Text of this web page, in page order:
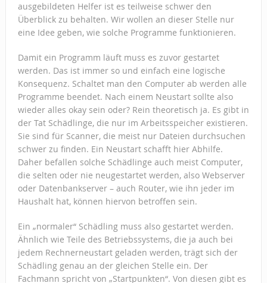
ausgebildeten Helfer ist es teilweise schwer den
Überblick zu behalten. Wir wollen an dieser Stelle nur
eine Idee geben, wie solche Programme funktionieren.
Damit ein Programm läuft muss es zuvor gestartet
werden. Das ist immer so und einfach eine logische
Konsequenz. Schaltet man den Computer ab werden alle
Programme beendet. Nach einem Neustart sollte also
wieder alles okay sein oder? Rein theoretisch ja. Es gibt in
der Tat Schädlinge, die nur im Arbeitsspeicher existieren.
Sie sind für Scanner, die meist nur Dateien durchsuchen
schwer zu finden. Ein Neustart schafft hier Abhilfe.
Daher befallen solche Schädlinge auch meist Computer,
die selten oder nie neugestartet werden, also Webserver
oder Datenbankserver – auch Router, wie ihn jeder im
Haushalt hat, können hiervon betroffen sein.
Ein „normaler“ Schädling muss also gestartet werden.
Ähnlich wie Teile des Betriebssystems, die ja auch bei
jedem Rechnerneustart geladen werden, trägt sich der
Schädling genau an der gleichen Stelle ein. Der
Fachmann spricht von „Startpunkten“. Von diesen gibt es